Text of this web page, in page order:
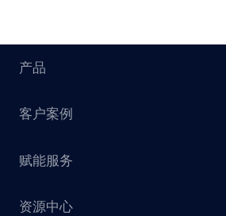
产品
探迹 AI Agent
探迹 AI 拓客
客户案例
赋能服务
资源中心